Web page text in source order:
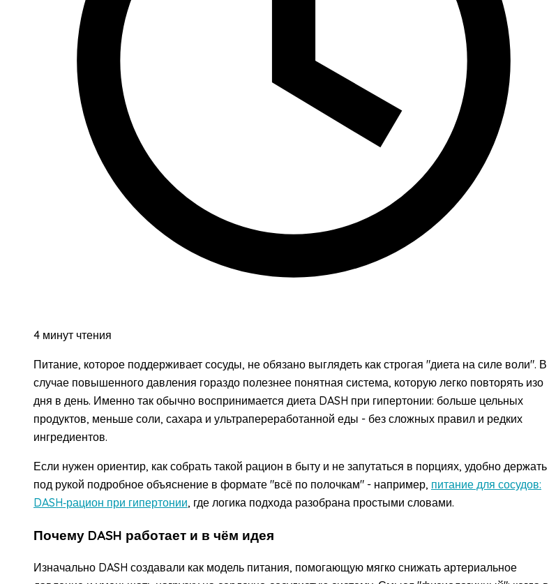
4 минут чтения
Питание, которое поддерживает сосуды, не обязано выглядеть как строгая "диета на силе воли". В
случае повышенного давления гораздо полезнее понятная система, которую легко повторять изо
дня в день. Именно так обычно воспринимается диета DASH при гипертонии: больше цельных
продуктов, меньше соли, сахара и ультрапереработанной еды - без сложных правил и редких
ингредиентов.
Если нужен ориентир, как собрать такой рацион в быту и не запутаться в порциях, удобно держать
под рукой подробное объяснение в формате "всё по полочкам" - например, питание для сосудов:
DASH‑рацион при гипертонии, где логика подхода разобрана простыми словами.
Почему DASH работает и в чём идея
Изначально DASH создавали как модель питания, помогающую мягко снижать артериальное